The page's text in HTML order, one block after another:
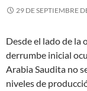
29 DE SEPTIEMBRE
Desde el lado de la
derrumbe inicial
Arabia Saudita no
niveles de